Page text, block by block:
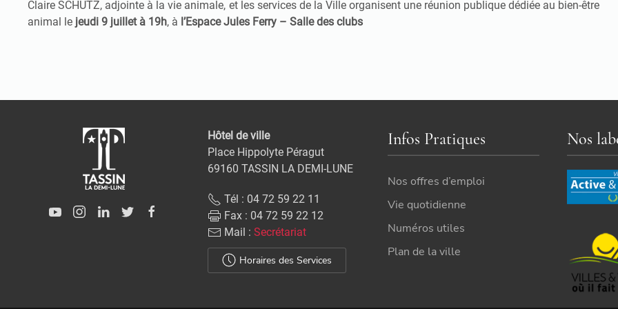
Claire SCHUTZ, adjointe à la vie animale, et les services de la Ville organisent une réunion publique dédiée au bien-être
animal le jeudi 9 juillet à 19h, à l’Espace Jules Ferry – Salle des clubs
Hôtel de ville
Place Hippolyte Péragut
69160 TASSIN LA DEMI-LUNE
Tél : 04 72 59 22 11
Fax : 04 72 59 22 12
Mail : Secrétariat
Horaires des Services
Infos Pratiques
Nos offres d’emploi
Vie quotidienne
Numéros utiles
Plan de la ville
Nos